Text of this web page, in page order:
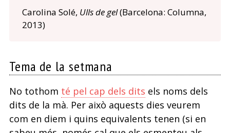
Carolina Solé, Ulls de gel(Barcelona: Columna,
2013)
Tema de la setmana
No tothom té pel cap dels dits els noms dels
dits de la mà. Per això aquests dies veurem
com en diem i quins equivalents tenen (si en